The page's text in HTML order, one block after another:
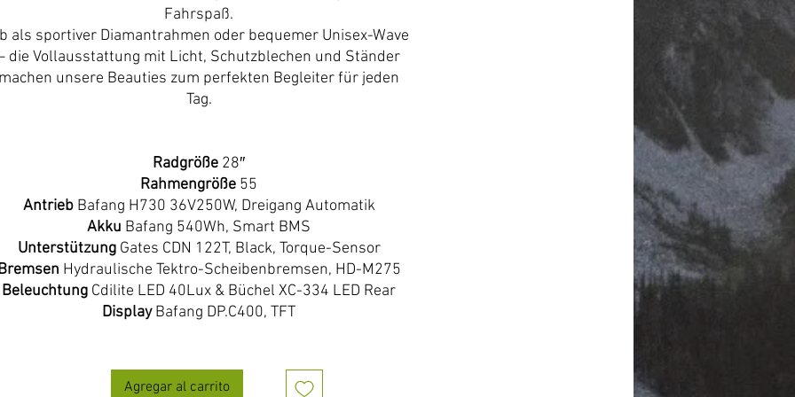
Fahrspaß.
als sportiver Diamantrahmen oder bequemer Unisex-Wave
die Vollausstattung mit Licht, Schutzblechen und Ständer
unsere Beauties zum perfekten Begleiter für jeden
Tag.
Radgröße 28″
Rahmengröße 55
Antrieb Bafang H730 36V250W, Dreigang Automatik
Akku Bafang 540Wh, Smart BMS
Unterstützung Gates CDN 122T, Black, Torque-Sensor
Hydraulische Tektro-Scheibenbremsen, HD-M275
Beleuchtung Cdilite LED 40Lux & Büchel XC-334 LED Rear
DisplayBafang DP.C400, TFT
Agregar al carrito